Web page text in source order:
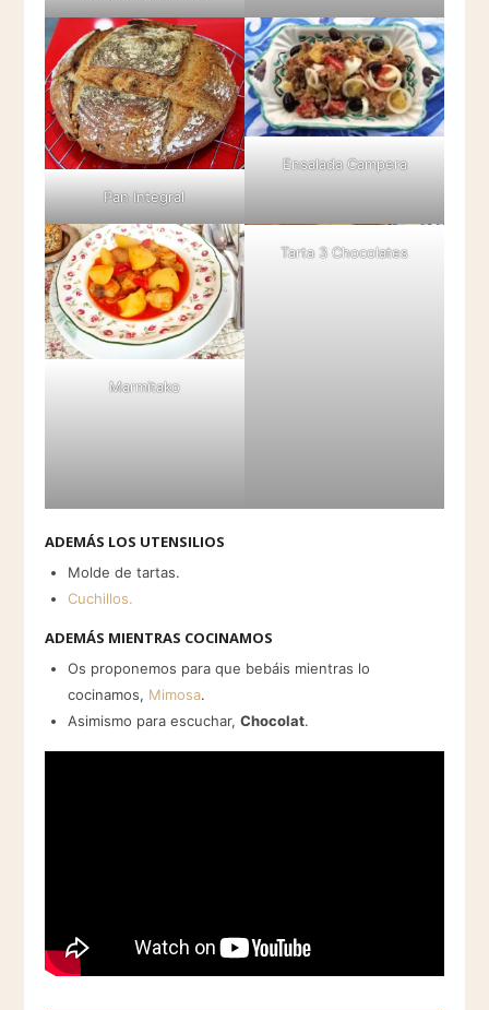
Pan Integral
Ensalada Campera
Marmitako
Tarta 3 Chocolates
ADEMÁS LOS UTENSILIOS
Molde de tartas.
Cuchillos.
ADEMÁS MIENTRAS COCINAMOS
Os proponemos para que bebáis mientras lo
cocinamos, Mimosa.
Asimismo para escuchar, Chocolat.